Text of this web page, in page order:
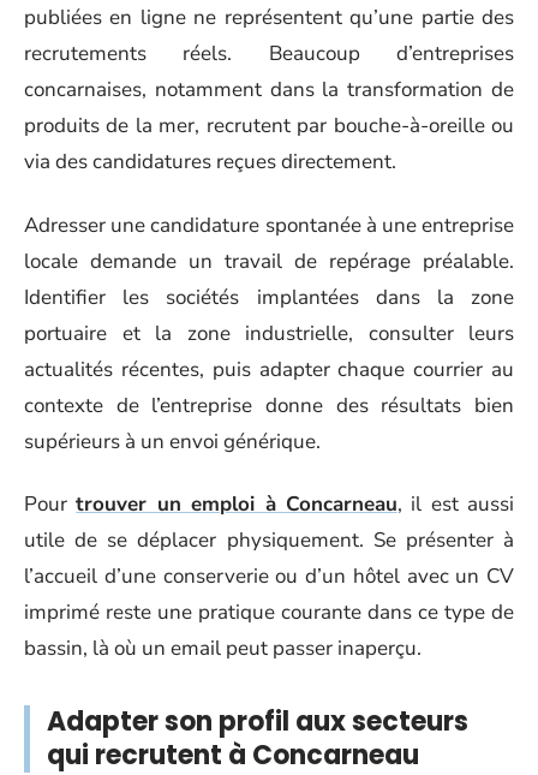
publiées en ligne ne représentent qu’une partie des
recrutements réels. Beaucoup d’entreprises
concarnaises, notamment dans la transformation de
produits de la mer, recrutent par bouche-à-oreille ou
via des candidatures reçues directement.
Adresser une candidature spontanée à une entreprise
locale demande un travail de repérage préalable.
Identifier les sociétés implantées dans la zone
portuaire et la zone industrielle, consulter leurs
actualités récentes, puis adapter chaque courrier au
contexte de l’entreprise donne des résultats bien
supérieurs à un envoi générique.
Pourtrouver un emploi à Concarneau, il est aussi
utile de se déplacer physiquement. Se présenter à
l’accueil d’une conserverie ou d’un hôtel avec un CV
imprimé reste une pratique courante dans ce type de
bassin, là où un email peut passer inaperçu.
Adapter son profil aux secteurs
qui recrutent à Concarneau